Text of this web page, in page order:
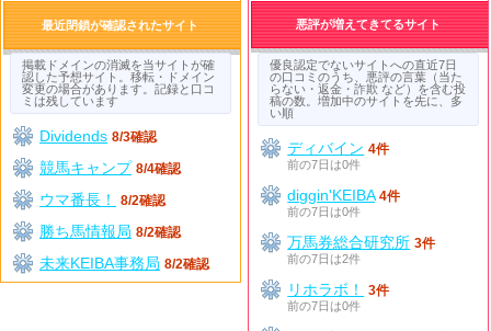
悪評が増えてきてるサイト
優良認定でないサイトへの直近7日
の口コミのうち、悪評の言葉（当た
らない・返金・詐欺 など）を含む投
稿の数。増加中のサイトを先に、多
い順
ディバイン 4件
前の7日は0件
diggin'KEIBA 4件
前の7日は0件
万馬券総合研究所 3件
前の7日は2件
リホラボ！
3件
前の7日は0件
最近閉鎖が確認されたサイト
掲載ドメインの消滅を当サイトが確
認した予想サイト。移転・ドメイン
変更の場合があります。記録と口コ
ミは残しています
Dividends 8/3確認
競馬キャンプ 8/4確認
ウマ番長！ 8/2確認
勝ち馬情報局 8/2確認
未来KEIBA事務局 8/2確認